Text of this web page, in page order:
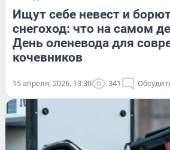
Ищут себе невест и
снегоход: что на самом
День оленевода для
кочевников
15 апреля, 2026, 13:30 341